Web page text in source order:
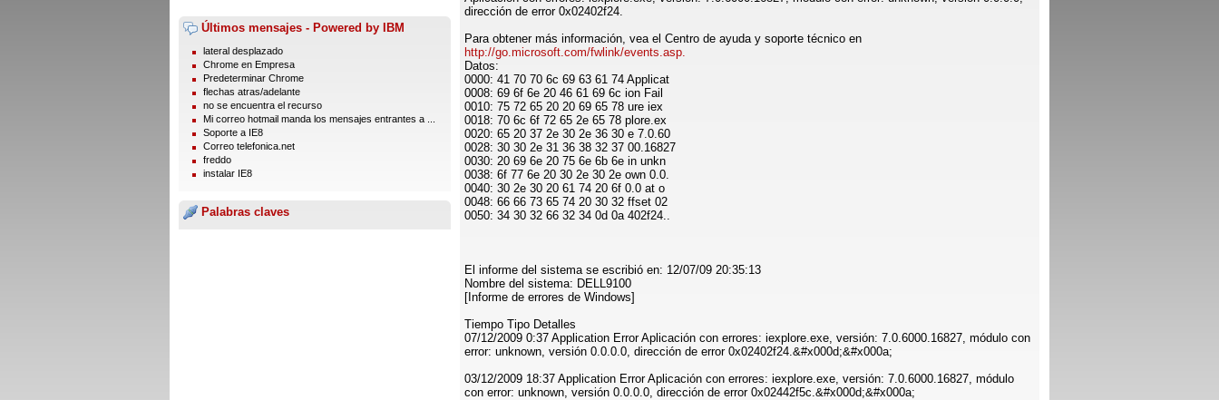
Últimos mensajes - Powered by IBM
lateral desplazado
Chrome en Empresa
Predeterminar Chrome
flechas atras/adelante
no se encuentra el recurso
Mi correo hotmail manda los mensajes entrantes a ...
Soporte a IE8
Correo telefonica.net
freddo
instalar IE8
Palabras claves
dirección de error 0x02402f24.
Para obtener más información, vea el Centro de ayuda y soporte técnico en
http://go.microsoft.com/fwlink/events.asp.
Datos:
0000: 41 70 70 6c 69 63 61 74 Applicat
0008: 69 6f 6e 20 46 61 69 6c ion Fail
0010: 75 72 65 20 20 69 65 78 ure iex
0018: 70 6c 6f 72 65 2e 65 78 plore.ex
0020: 65 20 37 2e 30 2e 36 30 e 7.0.60
0028: 30 30 2e 31 36 38 32 37 00.16827
0030: 20 69 6e 20 75 6e 6b 6e in unkn
0038: 6f 77 6e 20 30 2e 30 2e own 0.0.
0040: 30 2e 30 20 61 74 20 6f 0.0 at o
0048: 66 66 73 65 74 20 30 32 ffset 02
0050: 34 30 32 66 32 34 0d 0a 402f24..
El informe del sistema se escribió en: 12/07/09 20:35:13
Nombre del sistema: DELL9100
[Informe de errores de Windows]
Tiempo Tipo Detalles
07/12/2009 0:37 Application Error Aplicación con errores: iexplore.exe, versión: 7.0.6000.16827, módulo con
error: unknown, versión 0.0.0.0, dirección de error 0x02402f24.&#x000d;&#x000a;
03/12/2009 18:37 Application Error Aplicación con errores: iexplore.exe, versión: 7.0.6000.16827, módulo
con error: unknown, versión 0.0.0.0, dirección de error 0x02442f5c.&#x000d;&#x000a;